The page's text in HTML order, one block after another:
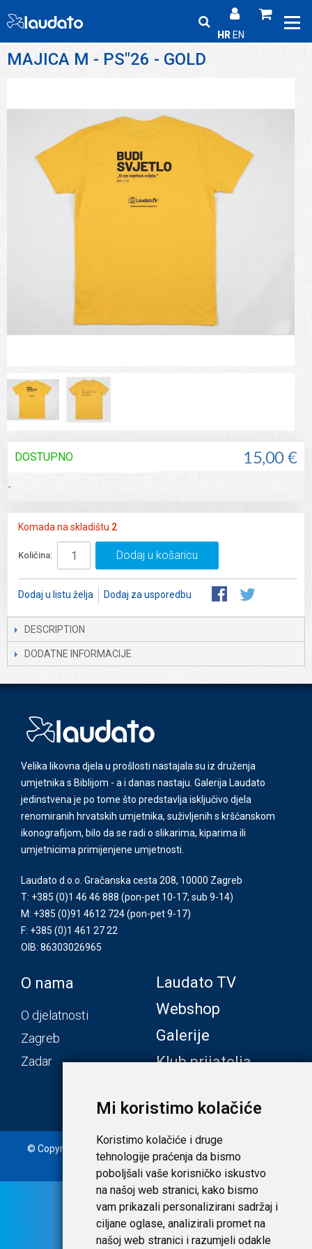
Mi koristimo kolačiće
Koristimo kolačiće i druge
tehnologije praćenja da bismo
poboljšali vaše korisničko iskustvo
na našoj web stranici, kako bismo
vam prikazali personalizirani sadržaj i
ciljane oglase, analizirali promet na
našoj web stranici i razumjeli odakle
HR EN
MAJICA M - PS"26 - GOLD
15,00 €
DOSTUPNO
-
Komada na skladištu 2
Količina: Dodaj u košaricu
Dodaj u listu želja Dodaj za usporedbu
DESCRIPTION
DODATNE INFORMACIJE
Velika likovna djela u prošlosti nastajala su iz druženja
umjetnika s Biblijom - a i danas nastaju. Galerija Laudato
jedinstvena je po tome što predstavlja isključivo djela
renomiranih hrvatskih umjetnika, suživljenih s kršćanskom
ikonografijom, bilo da se radi o slikarima, kiparima ili
umjetnicima primijenjene umjetnosti.
Laudato d.o.o. Gračanska cesta 208, 10000 Zagreb
T: +385 (0)1 46 46 888 (pon-pet 10-17; sub 9-14)
M: +385 (0)91 4612 724(pon-pet 9-17)
F: +385 (0)1 461 27 22
OIB: 86303026965
O nama
O djelatnosti
Zagreb
Zadar
Laudato TV
Webshop
Galerije
Klub prijatelja
© Copyright 2020. Laudato d.o.o. | Tečaj konverzije: 1 EUR =
7,53450 HRK | Uvjeti i privatnost